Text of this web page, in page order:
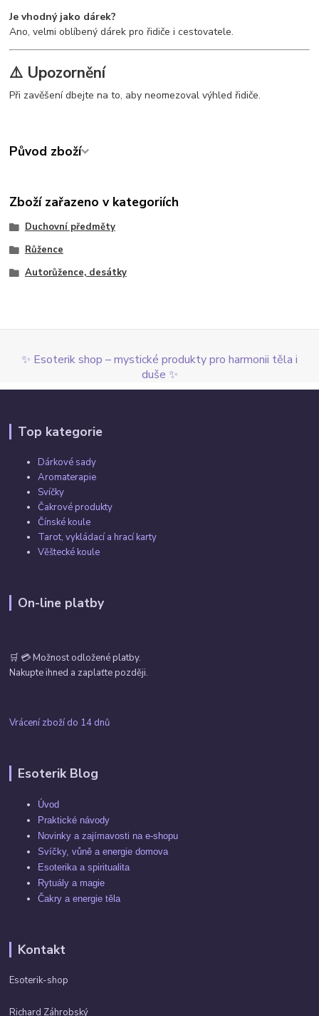
Je vhodný jako dárek?
Ano, velmi oblíbený dárek pro řidiče i cestovatele.
⚠️ Upozornění
Při zavěšení dbejte na to, aby neomezoval výhled řidiče.
Původ zboží
Zboží zařazeno v kategoriích
Duchovní předměty
Růžence
Autorůžence, desátky
✨ Esoterik shop – mystické produkty pro harmonii těla i
duše ✨
Top kategorie
Dárkové sady
Aromaterapie
Svíčky
Čakrové produkty
Čínské koule
Tarot, vykládací a hrací karty
Věštecké koule
On-line platby
🛒 💳 Možnost odložené platby.
Nakupte ihned a zaplaťte později.
Vrácení zboží do 14 dnů
Esoterik Blog
Úvod
Praktické návody
Novinky a zajímavosti na e-shopu
Svíčky, vůně a energie domova
Esoterika a spiritualita
Rytuály a magie
Čakry a energie těla
Kontakt
Esoterik-shop
Richard Záhrobský